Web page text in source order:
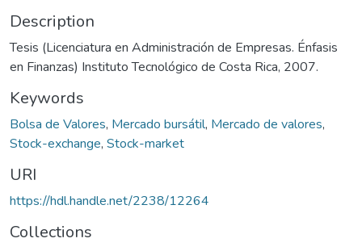
Description
Tesis (Licenciatura en Administración de Empresas. Énfasis
en Finanzas) Instituto Tecnológico de Costa Rica, 2007.
Keywords
Bolsa de Valores, Mercado bursátil, Mercado de valores,
Stock-exchange, Stock-market
URI
https://hdl.handle.net/2238/12264
Collections